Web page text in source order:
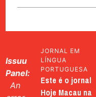
Issuu
Panel:
An
JORNAL EM
LÍNGUA
PORTUGUESA
Este é o jornal
Hoje Macau na